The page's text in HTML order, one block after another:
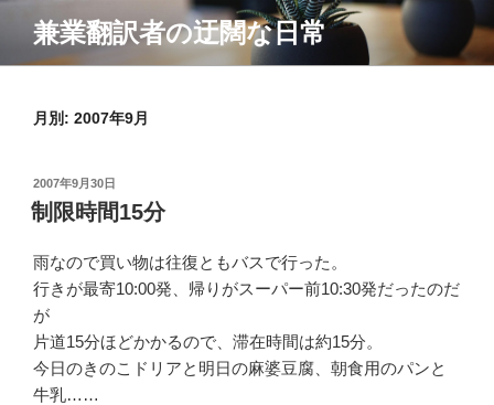
テ
兼業翻訳者の迂闊な日常
月別: 2007年9月
投
稿
日:
2007年9月30日
制限時間15分
雨なので買い物は往復ともバスで行った。
行きが最寄10:00発、帰りがスーパー前10:30発だったのだ
が
片道15分ほどかかるので、滞在時間は約15分。
今日のきのこドリアと明日の麻婆豆腐、朝食用のパンと
牛乳……